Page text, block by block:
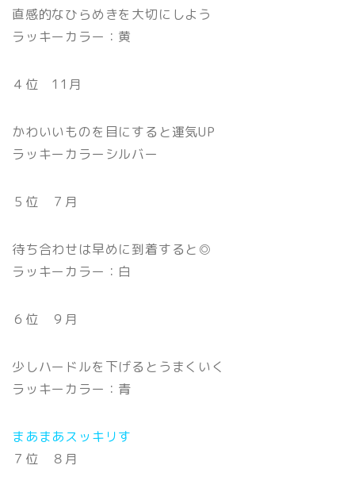
直感的なひらめきを大切にしよう
ラッキーカラー：黄
４位 11月
かわいいものを目にすると運気UP
ラッキーカラーシルバー
５位 ７月
待ち合わせは早めに到着すると◎
ラッキーカラー：白
６位 ９月
少しハードルを下げるとうまくいく
ラッキーカラー：青
まあまあスッキリす
７位 ８月